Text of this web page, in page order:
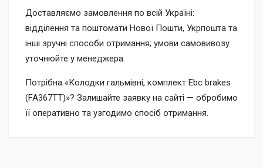
Доставляємо замовлення по всій Україні:
відділення та поштомати Нової Пошти, Укрпошта та
інші зручні способи отримання; умови самовивозу
уточнюйте у менеджера.
Потрібна «Колодки гальмівні, комплект Ebc brakes
(FA367TT)»? Залишайте заявку на сайті — обробимо
її оперативно та узгодимо спосіб отримання.